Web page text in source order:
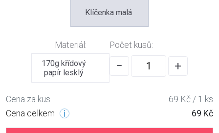
Klíčenka malá
Materiál:
170g křídový
papír lesklý
Počet kusů:
− +
Cena za kus
69 Kč / 1 ks
Cena celkem
69 Kč